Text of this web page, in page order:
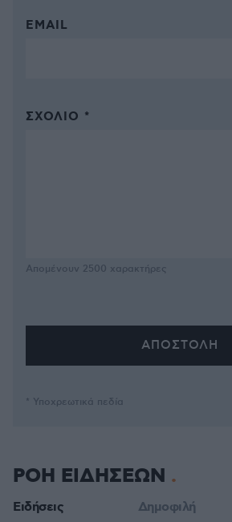
EMAIL
ΣΧΌΛΙΟ *
Απομένουν 2500 χαρακτήρες
* Υποχρεωτικά πεδία
ΡΟΗ ΕΙΔΗΣΕΩΝ
Ειδήσεις Δημοφιλή